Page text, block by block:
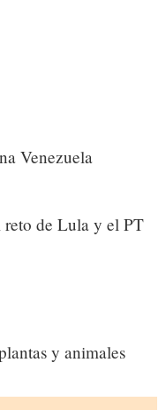
Venezuela
reto de Lula y el PT
y animales